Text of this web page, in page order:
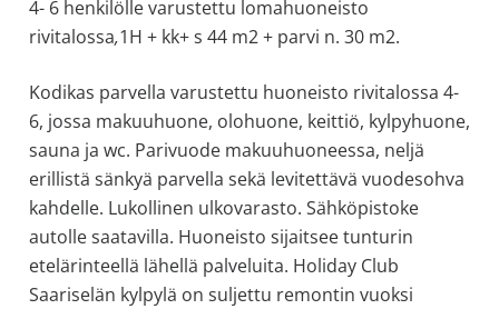
4- 6 henkilölle varustettu lomahuoneisto
rivitalossa,1H + kk+ s 44 m2 + parvi n. 30 m2.
Kodikas parvella varustettu huoneisto rivitalossa 4-
6, jossa makuuhuone, olohuone, keittiö, kylpyhuone,
sauna ja wc. Parivuode makuuhuoneessa, neljä
erillistä sänkyä parvella sekä levitettävä vuodesohva
kahdelle. Lukollinen ulkovarasto. Sähköpistoke
autolle saatavilla. Huoneisto sijaitsee tunturin
etelärinteellä lähellä palveluita. Holiday Club
Saariselän kylpylä on suljettu remontin vuoksi